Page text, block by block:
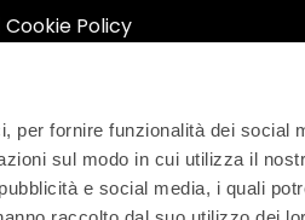
per fornire funzionalità dei social
sul modo in cui utilizza il
e social media, i quali
Cookie Policy